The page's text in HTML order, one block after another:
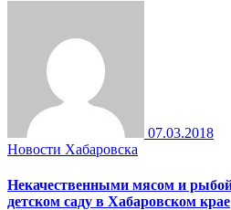
07.03.2018
Новости Хабаровска
Некачественными мясом и
детском саду в Хабаровском крае